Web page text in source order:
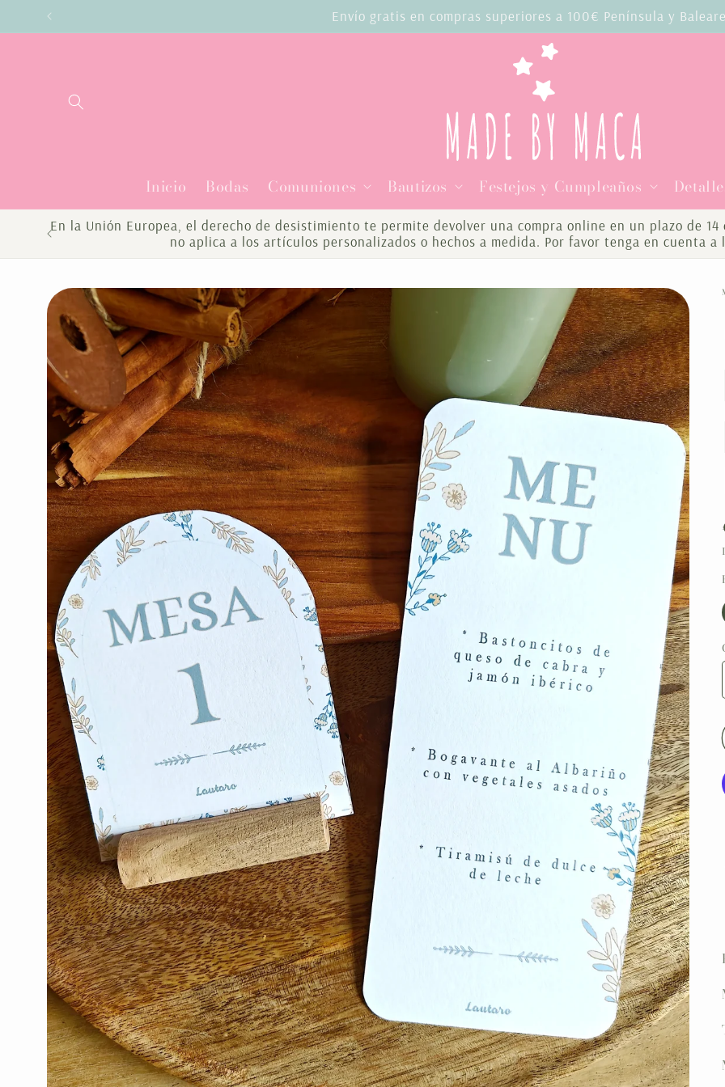
directamente
al contenido
Envío gratis en compras superiores a 100€ Península y
Inicio Bodas Comuniones Bautizos Festejos y Cumpleaños
En la Unión Europea, el derecho de desistimiento te permite devolver una compra online en un plazo de
no aplica a los artículos personalizados o hechos a medida. Por favor tenga en cuenta a
directamente
a la
información
del producto